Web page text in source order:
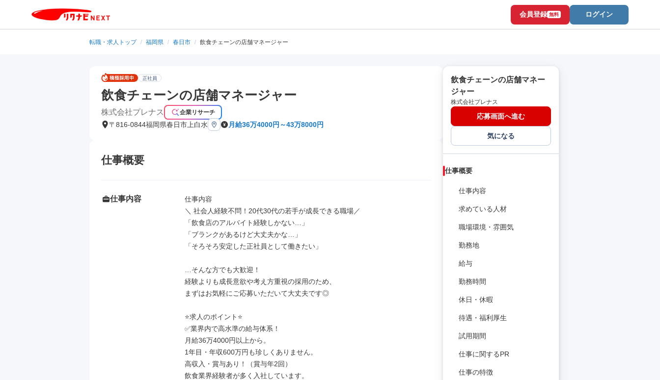
会員登録 無料 ログイン
転職・求人トップ / 福岡県 / 春日市 / 飲食チェーンの店舗マネージャー
正社員
飲食チェーンの店舗マネージャー
株式会社プレナス 企業リサーチ
〒816-0844福岡県春日市上白水 月給36万4000円～43万8000円
仕事概要
仕事内容
仕事内容
＼ 社会人経験不問！20代30代の若手が成長できる職場／
「飲食店のアルバイト経験しかない…」
「ブランクがあるけど大丈夫かな…」
「そろそろ安定した正社員として働きたい」
…そんな方でも大歓迎！
経験よりも成長意欲や考え方重視の採用のため、
まずはお気軽にご応募いただいて大丈夫です◎
⭐求人のポイント⭐
✅業界内で高水準の給与体系！
月給36万4000円以上から。
1年目・年収600万円も珍しくありません。
高収入・賞与あり！（賞与年2回）
飲食業界経験者が多く入社しています。
飲食チェーンの店舗マネー
ジャー
株式会社プレナス
応募画面へ進む
気になる
仕事概要
仕事内容
求めている人材
職場環境・雰囲気
勤務地
給与
勤務時間
休日・休暇
待遇・福利厚生
試用期間
仕事に関するPR
仕事の特徴